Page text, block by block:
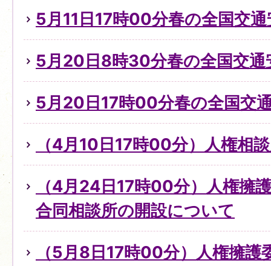
5月11日17時00分春の全国交
5月20日8時30分春の全国交通
5月20日17時00分春の全国交
（4月10日17時00分）人権相
（4月24日17時00分）人権擁
合同相談所の開設について
（5月8日17時00分）人権擁護